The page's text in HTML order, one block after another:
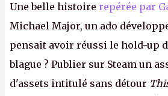
Une belle histoire repérée par
Michael Major, un ado
pensait avoir réussi le hold-up
blague ? Publier sur Steam un
d'assets intitulé sans détour